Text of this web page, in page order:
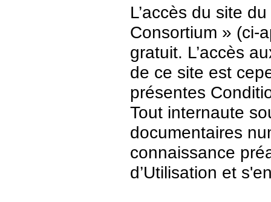
L’accès du site
Consortium » (ci-
gratuit. L’accès
de ce site est
présentes
Tout internaute
documentaires
connaissance
d’Utilisation et